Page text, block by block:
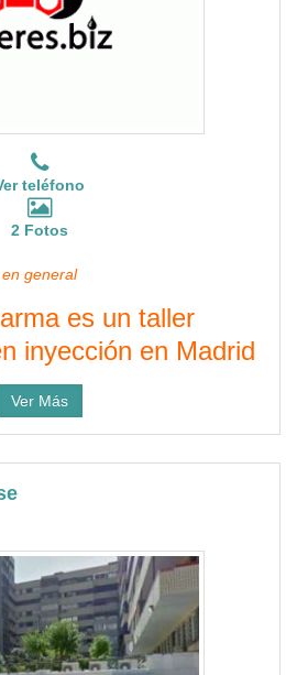
teléfono
2 Fotos
general
es un taller
inyección en Madrid
Ver Más